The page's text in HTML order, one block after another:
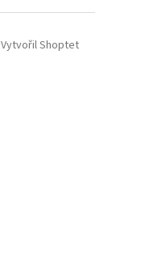
Vytvořil Shoptet